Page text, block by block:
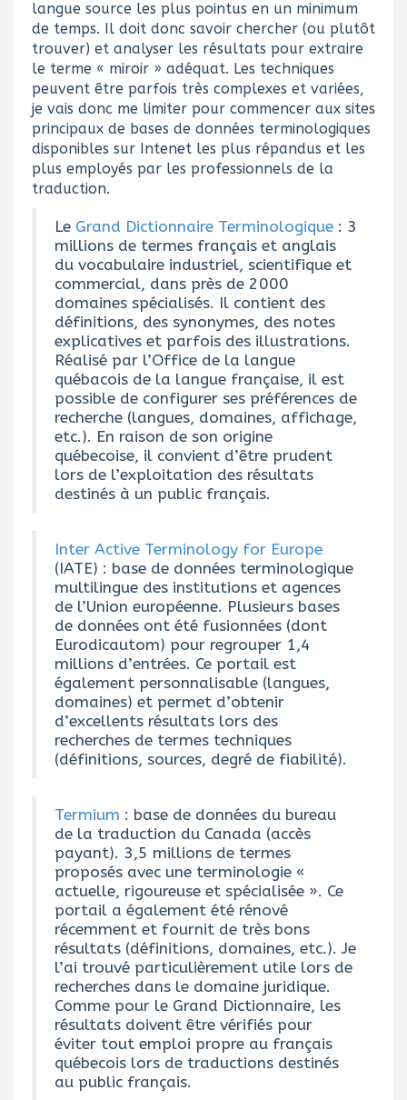
langue source les plus pointus en un minimum
de temps. Il doit donc savoir chercher (ou plutôt
trouver) et analyser les résultats pour extraire
le terme « miroir » adéquat. Les techniques
peuvent être parfois très complexes et variées,
je vais donc me limiter pour commencer aux sites
principaux de bases de données terminologiques
disponibles sur Intenet les plus répandus et les
plus employés par les professionnels de la
traduction.
Le Grand Dictionnaire Terminologique : 3
millions de termes français et anglais
du vocabulaire industriel, scientifique et
commercial, dans près de 2000
domaines spécialisés. Il contient des
définitions, des synonymes, des notes
explicatives et parfois des illustrations.
Réalisé par l’Office de la langue
québacois de la langue française, il est
possible de configurer ses préférences de
recherche (langues, domaines, affichage,
etc.). En raison de son origine
québecoise, il convient d’être prudent
lors de l’exploitation des résultats
destinés à un public français.
Inter Active Terminology for Europe
(IATE) : base de données terminologique
multilingue des institutions et agences
de l’Union européenne. Plusieurs bases
de données ont été fusionnées (dont
Eurodicautom) pour regrouper 1,4
millions d’entrées. Ce portail est
également personnalisable (langues,
domaines) et permet d’obtenir
d’excellents résultats lors des
recherches de termes techniques
(définitions, sources, degré de fiabilité).
Termium : base de données du bureau
de la traduction du Canada (accès
payant). 3,5 millions de termes
proposés avec une terminologie «
actuelle, rigoureuse et spécialisée ». Ce
portail a également été rénové
récemment et fournit de très bons
résultats (définitions, domaines, etc.). Je
l’ai trouvé particulièrement utile lors de
recherches dans le domaine juridique.
Comme pour le Grand Dictionnaire, les
résultats doivent être vérifiés pour
éviter tout emploi propre au français
québecois lors de traductions destinés
au public français.